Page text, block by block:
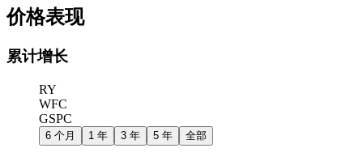
价格表现
累计增长
RY
WFC
GSPC
6 个月 1 年 3 年 5 年 全部